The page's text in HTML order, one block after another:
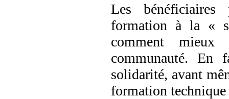
Les bénéficiaires
formation à la «
comment
communauté. En
solidarité, avant
formation